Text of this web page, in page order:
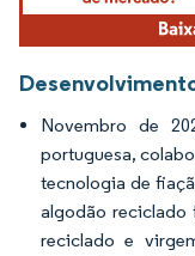
Novembro de
portuguesa,
tecnologia de
algodão reciclado
reciclado e